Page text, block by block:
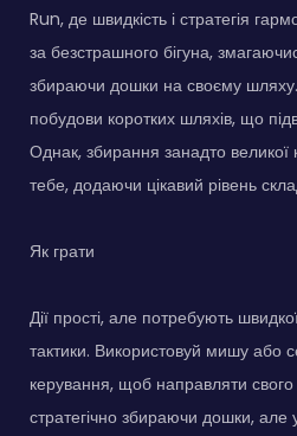
Run, де швидкість і стратегія
за безстрашного бігуна,
збираючи дошки на своєму
побудови коротких шляхів, що
Однак, збирання занадто великої
тебе, додаючи цікавий рівень
Як грати
Дії прості, але потребують
тактики. Використовуй мишу або
керування, щоб направляти
стратегічно збираючи дошки, але